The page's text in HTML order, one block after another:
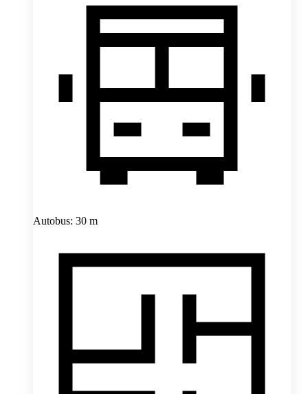
Autobus: 30 m